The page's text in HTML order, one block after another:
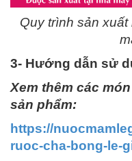
Quy trình sản
3- Hướng dẫn sử
Xem thêm các
sản phẩm:
https://
ruoc-cha-bong-le-